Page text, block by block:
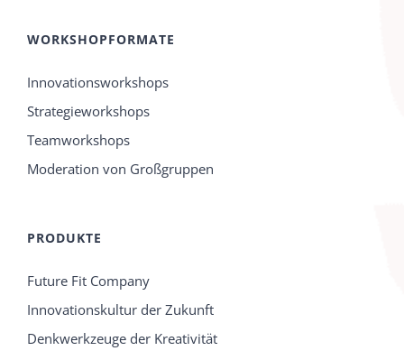
WORKSHOPFORMATE
Innovationsworkshops
Strategieworkshops
Teamworkshops
Moderation von Großgruppen
PRODUKTE
Future Fit Company
Innovationskultur der Zukunft
Denkwerkzeuge der Kreativität